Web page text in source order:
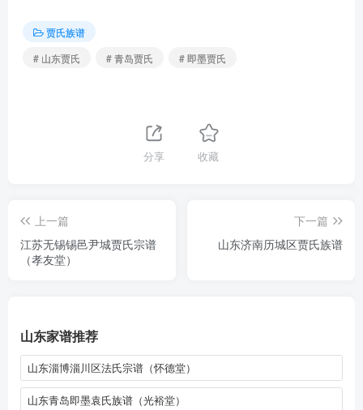
贾氏族谱
# 山东贾氏
# 青岛贾氏 # 即墨贾氏
分享 收藏
上一篇
江苏无锡锡邑尹城贾氏宗谱
（孝友堂）
下一篇
山东济南历城区贾氏族谱
山东家谱推荐
山东淄博淄川区法氏宗谱（怀德堂）
山东青岛即墨袁氏族谱（光裕堂）